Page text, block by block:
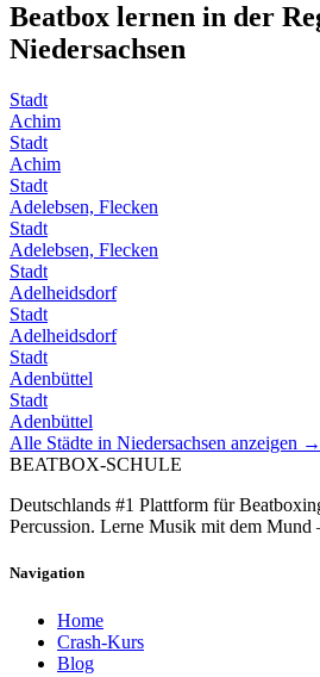
Beatbox lernen in der
Niedersachsen
Stadt
Achim
Stadt
Achim
Stadt
Adelebsen, Flecken
Stadt
Adelebsen, Flecken
Stadt
Adelheidsdorf
Stadt
Adelheidsdorf
Stadt
Adenbüttel
Stadt
Adenbüttel
Alle Städte in Niedersachsen anzeigen →
BEATBOX-SCHULE
Deutschlands #1 Plattform für
Percussion. Lerne Musik mit dem
Navigation
Home
Crash-Kurs
Blog